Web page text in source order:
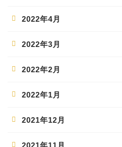
2022年4月
2022年3月
2022年2月
2022年1月
2021年12月
2021年11月